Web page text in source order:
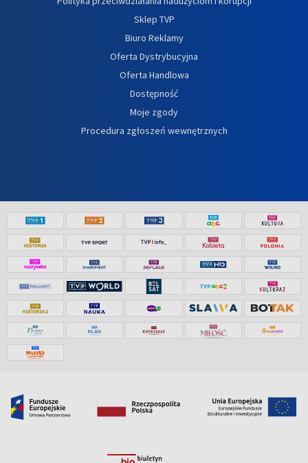
Sklep TVP
Biuro Reklamy
Oferta Dystrybucyjna
Oferta Handlowa
Dostępność
Moje zgody
Procedura zgłoszeń wewnętrznych